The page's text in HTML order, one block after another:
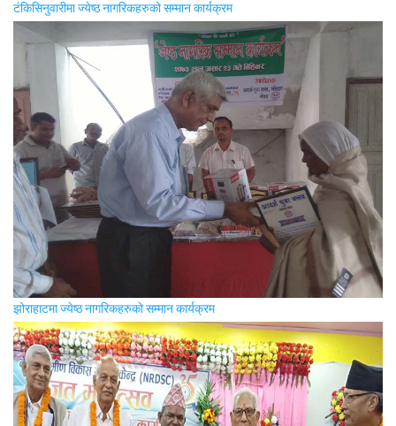
टंकिसिनुवारीमा ज्येष्ठ नागरिकहरुको सम्मान कार्यक्रम
झोराहाटमा ज्येष्ठ नागरिकहरुको सम्मान कार्यक्रम